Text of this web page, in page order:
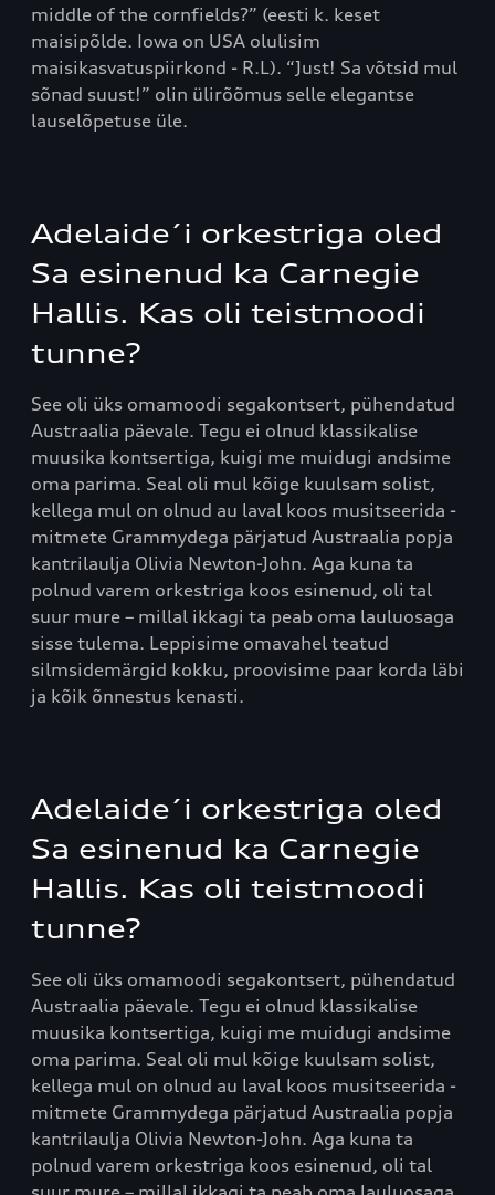
middle of the cornfields?” (eesti k. keset
maisipõlde. Iowa on USA olulisim
maisikasvatuspiirkond - R.L). “Just! Sa võtsid mul
sõnad suust!” olin ülirõõmus selle elegantse
lauselõpetuse üle.
Adelaide´i orkestriga oled
Sa esinenud ka Carnegie
Hallis. Kas oli teistmoodi
tunne?
See oli üks omamoodi segakontsert, pühendatud
Austraalia päevale. Tegu ei olnud klassikalise
muusika kontsertiga, kuigi me muidugi andsime
oma parima. Seal oli mul kõige kuulsam solist,
kellega mul on olnud au laval koos musitseerida -
mitmete Grammydega pärjatud Austraalia popja
kantrilaulja Olivia Newton-John. Aga kuna ta
polnud varem orkestriga koos esinenud, oli tal
suur mure – millal ikkagi ta peab oma lauluosaga
sisse tulema. Leppisime omavahel teatud
silmsidemärgid kokku, proovisime paar korda läbi
ja kõik õnnestus kenasti.
Adelaide´i orkestriga oled
Sa esinenud ka Carnegie
Hallis. Kas oli teistmoodi
tunne?
See oli üks omamoodi segakontsert, pühendatud
Austraalia päevale. Tegu ei olnud klassikalise
muusika kontsertiga, kuigi me muidugi andsime
oma parima. Seal oli mul kõige kuulsam solist,
kellega mul on olnud au laval koos musitseerida -
mitmete Grammydega pärjatud Austraalia popja
kantrilaulja Olivia Newton-John. Aga kuna ta
polnud varem orkestriga koos esinenud, oli tal